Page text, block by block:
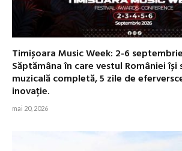
Timișoara Music Week: 2-6
Săptămâna în care vestul României
muzicală completă, 5 zile de
inovație.
mai 20, 2026